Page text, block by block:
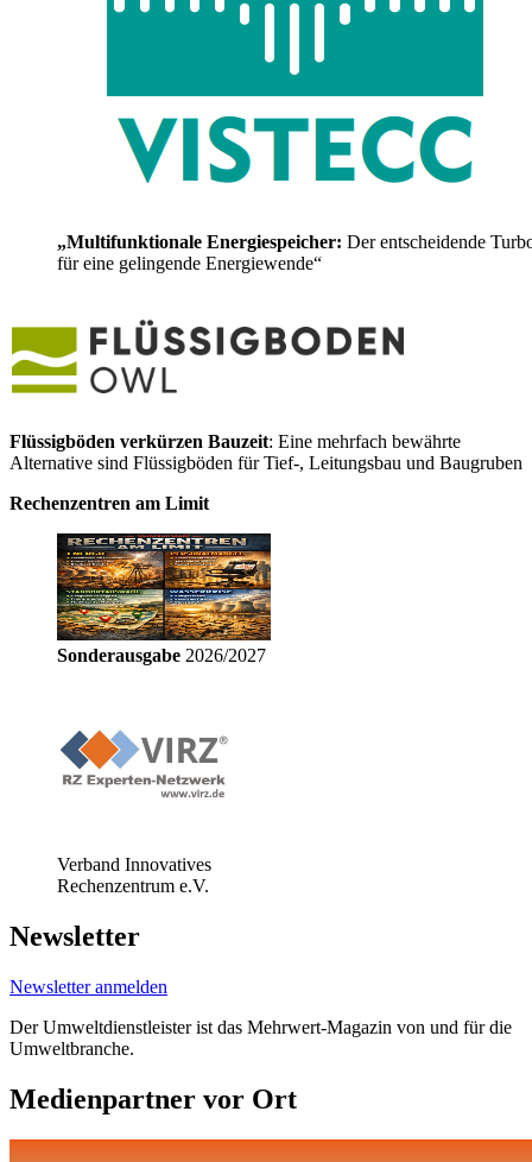
„Multifunktionale Energiespeicher: Der entscheidende
für eine gelingende Energiewende“
Flüssigböden verkürzen Bauzeit: Eine mehrfach bewährte
Alternative sind Flüssigböden für Tief-, Leitungsbau und Baugruben
Rechenzentren am Limit
Sonderausgabe 2026/2027
Verband Innovatives
Rechenzentrum e.V.
Newsletter
Newsletter anmelden
Der Umweltdienstleister ist das Mehrwert-Magazin von und für die
Umweltbranche.
Medienpartner vor Ort